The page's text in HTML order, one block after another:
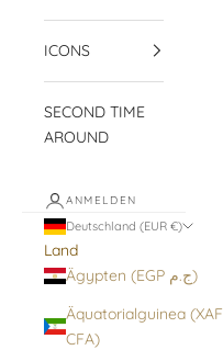
ICONS
SECOND TIME
AROUND
ANMELDEN
Deutschland (EUR €)
Land
Ägypten (EGP ج.م)
Äquatorialguinea (XAF
CFA)